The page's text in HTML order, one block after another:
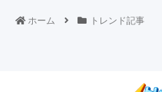
ホーム トレンド記事